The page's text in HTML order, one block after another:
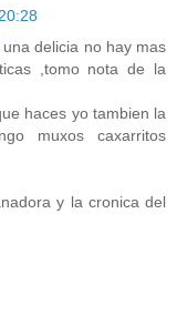
delicia no hay mas
,tomo nota de la
haces yo tambien la
muxos caxarritos
y la cronica del